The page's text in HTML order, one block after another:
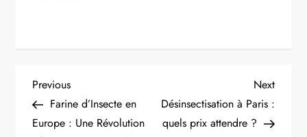
N
a
Previous
Post
Previous
Farine d’Insecte en
Europe : Une Révolution
Next
Post
Next
Désinsectisation à Paris :
quels prix attendre ?